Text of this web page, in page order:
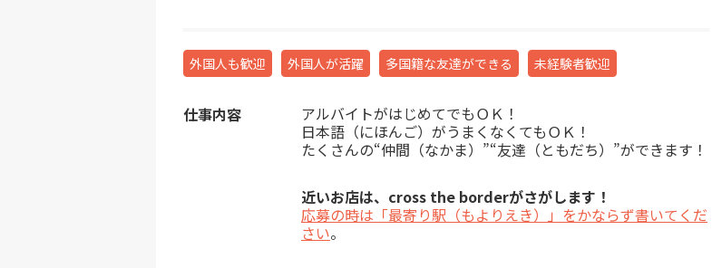
外国人も歓迎 外国人が活躍 多国籍な友達ができる 未経験者歓迎
仕事内容
アルバイトがはじめてでもＯＫ！
日本語（にほんご）がうまくなくてもＯＫ！
たくさんの“仲間（なかま）”“友達（ともだち）”ができます！
近いお店は、cross the borderがさがします！
応募の時は「最寄り駅（もよりえき）」をかならず書いてくだ
さい。